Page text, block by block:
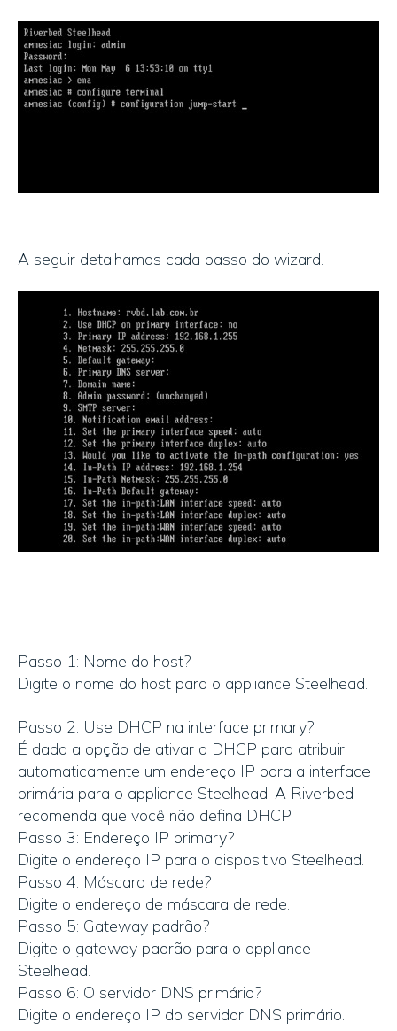
A seguir detalhamos cada passo do wizard.
Passo 1: Nome do host?
Digite o nome do host para o appliance Steelhead.
Passo 2: Use DHCP na interface primary?
É dada a opção de ativar o DHCP para atribuir
automaticamente um endereço IP para a interface
primária para o appliance Steelhead. A Riverbed
recomenda que você não defina DHCP.
Passo 3: Endereço IP primary?
Digite o endereço IP para o dispositivo Steelhead.
Passo 4: Máscara de rede?
Digite o endereço de máscara de rede.
Passo 5: Gateway padrão?
Digite o gateway padrão para o appliance
Steelhead.
Passo 6: O servidor DNS primário?
Digite o endereço IP do servidor DNS primário.